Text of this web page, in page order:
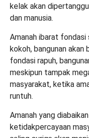
kelak akan
dan manusia.
Amanah ibarat fondasi
kokoh, bangunan akan
fondasi rapuh,
meskipun tampak
masyarakat, ketika
runtuh.
Amanah yang
ketidakpercayaan